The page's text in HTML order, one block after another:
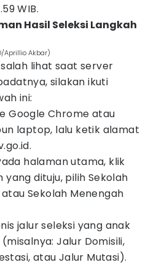
WIB.
Hasil Seleksi Langkah
Aprillio Akbar)
lihat saat server
silakan ikuti
ini:
Google Chrome atau
laptop, lalu ketik alamat
halaman utama, klik
dituju, pilih Sekolah
Sekolah Menengah
jalur seleksi yang anak
Jalur Domisili,
atau Jalur Mutasi).